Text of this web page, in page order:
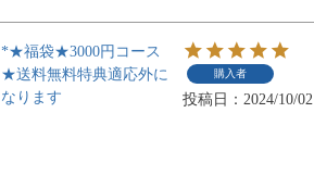
*★福袋★3000円コース
★送料無料特典適応外に
なります
購入者
投稿日 2024/10/02